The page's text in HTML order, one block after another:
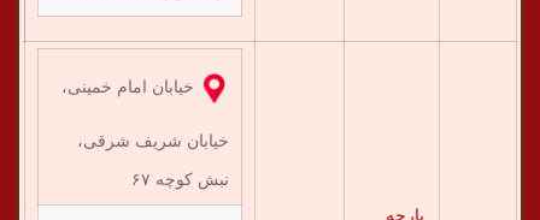
پارچه
خیابان امام خمینی،
خیابان شریف شرقی،
نبش کوچه ۶۷